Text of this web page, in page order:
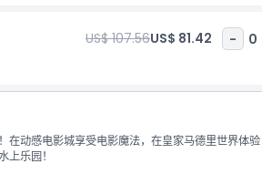
US$ 107.56US$ 81.42 - 0
在动感电影城享受电影魔法，在皇家马德里世界体验
乐园！